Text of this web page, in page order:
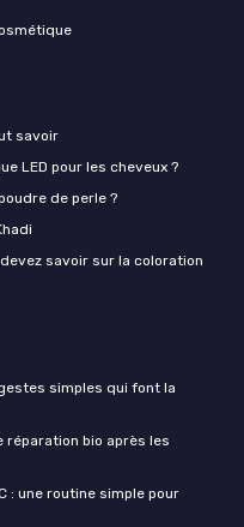
savoir
LED pour les cheveux ?
de perle ?
savoir sur la coloration
simples qui font la
réparation bio après les
: une routine simple pour